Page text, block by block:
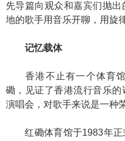
先导篇向观众和嘉宾们抛
地的歌手用音乐开聊，用旋
记忆载体
香港不止有一个体育馆
磡，见证了香港流行音乐
演唱会，对歌手来说是一种
红磡体育馆于1983年正